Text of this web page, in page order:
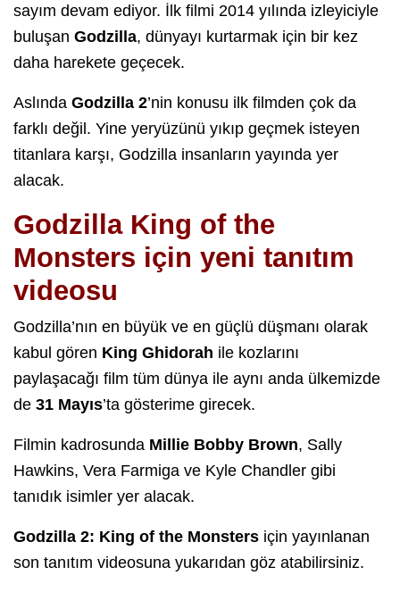
sayım devam ediyor. İlk filmi 2014 yılında izleyiciyle
buluşan Godzilla, dünyayı kurtarmak için bir kez
daha harekete geçecek.
Aslında Godzilla 2’nin konusu ilk filmden çok da
farklı değil. Yine yeryüzünü yıkıp geçmek isteyen
titanlara karşı, Godzilla insanların yayında yer
alacak.
Godzilla King of the
Monsters için yeni tanıtım
videosu
Godzilla’nın en büyük ve en güçlü düşmanı olarak
kabul gören King Ghidorah ile kozlarını
paylaşacağı film tüm dünya ile aynı anda ülkemizde
de 31 Mayıs’ta gösterime girecek.
Filmin kadrosunda Millie Bobby Brown, Sally
Hawkins, Vera Farmiga ve Kyle Chandler gibi
tanıdık isimler yer alacak.
Godzilla 2: King of the Monsters için yayınlanan
son tanıtım videosuna yukarıdan göz atabilirsiniz.